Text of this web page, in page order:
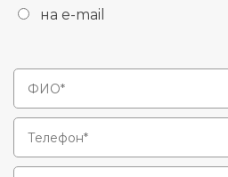
на e-mail